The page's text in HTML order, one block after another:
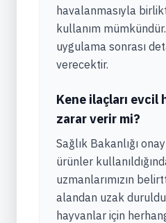
havalanmasıyla
kullanım
uygulama sonrası
verecektir.
Kene ilaçları evcil
zarar verir mi?
Sağlık Bakanlığı
ürünler
uzmanlarımızın
alandan uzak
hayvanlar için